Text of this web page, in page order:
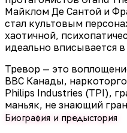
Майклом Де Сантой и
стал культовым
хаотичной,
идеально вписывается
Тревор — это
ВВС Канады,
Philips Industries (TPI),
маньяк, не знающий
Биография и предыстория